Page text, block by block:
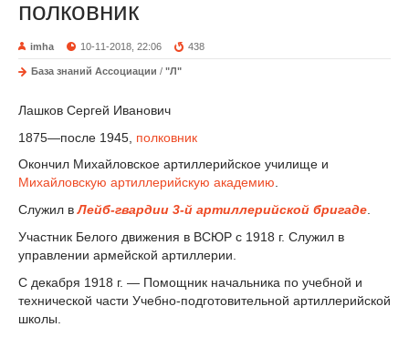
полковник
imha 10-11-2018, 22:06 438
База знаний Ассоциации / "Л"
Лашков Сергей Иванович
1875—после 1945, полковник
Окончил Михайловское артиллерийское училище и
Михайловскую артиллерийскую академию.
Служил вЛейб-гвардии 3-й артиллерийской бригаде
Участник Белого движения в ВСЮР с 1918 г. Служил в
управлении армейской артиллерии.
С декабря 1918 г. — Помощник начальника по учебной и
технической части Учебно-подготовительной артиллерийской
школы.